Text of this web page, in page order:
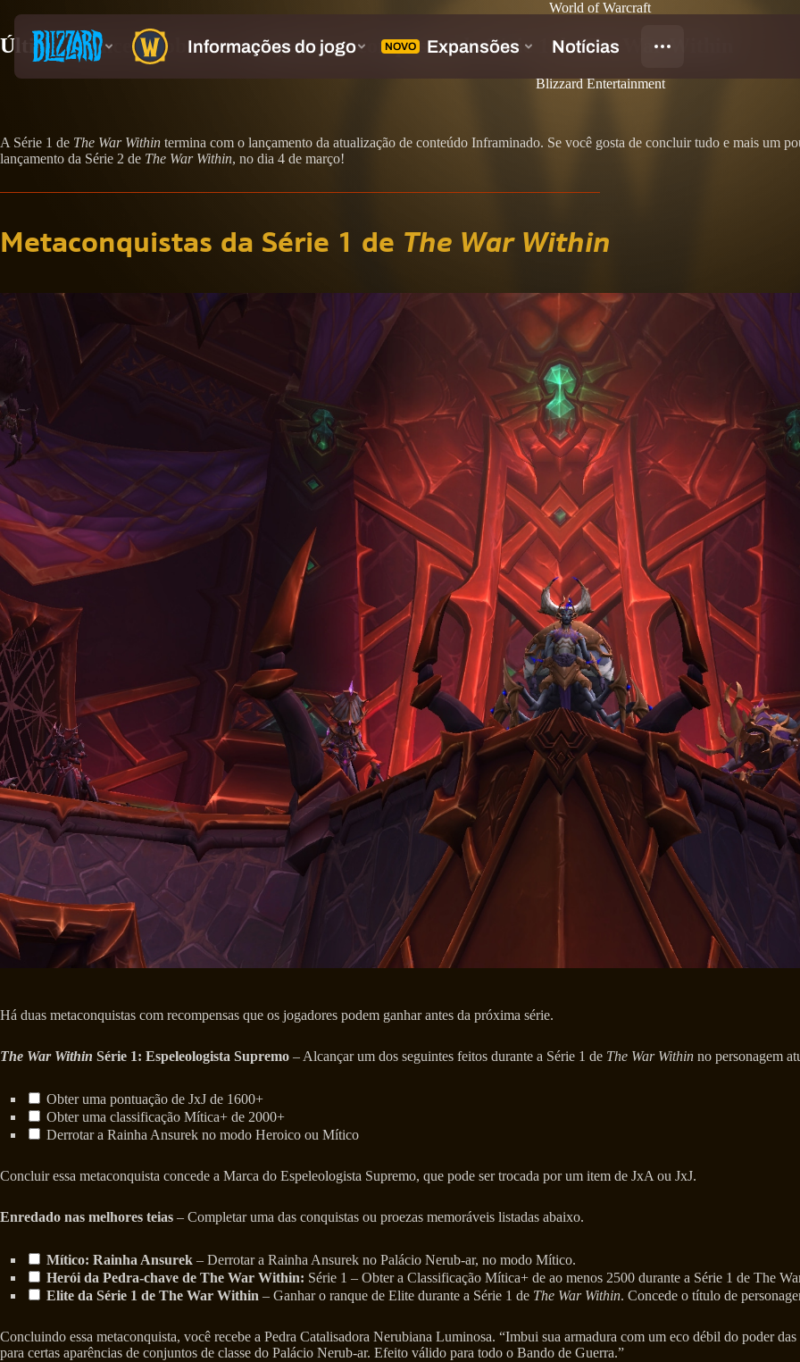
World of Warcraft
Última chance de obter recompensas e conquistas da Série 1 de The War Within
Blizzard Entertainment
A Série 1 de The War Within termina com o lançamento da atualização de conteúdo Inframinado. Se você gosta de concluir tudo e mais um
lançamento da Série 2 de The War Within, no dia 4 de março!
Metaconquistas da Série 1 de The War Within
Há duas metaconquistas com recompensas que os jogadores podem ganhar antes da próxima série.
The War Within Série 1: Espeleologista Supremo – Alcançar um dos seguintes feitos durante a Série 1 de The War Within no personagem
Obter uma pontuação de JxJ de 1600+
Obter uma classificação Mítica+ de 2000+
Derrotar a Rainha Ansurek no modo Heroico ou Mítico
Concluir essa metaconquista concede a Marca do Espeleologista Supremo, que pode ser trocada por um item de JxA ou JxJ.
Enredado nas melhores teias – Completar uma das conquistas ou proezas memoráveis listadas abaixo.
Mítico: Rainha Ansurek – Derrotar a Rainha Ansurek no Palácio Nerub-ar, no modo Mítico.
Herói da Pedra-chave de The War Within: Série 1 – Obter a Classificação Mítica+ de ao menos 2500 durante a Série 1 de The
Elite da Série 1 de The War Within – Ganhar o ranque de Elite durante a Série 1 de The War Within. Concede o título de
Concluindo essa metaconquista, você recebe a Pedra Catalisadora Nerubiana Luminosa. “Imbui sua armadura com um eco débil do poder
para certas aparências de conjuntos de classe do Palácio Nerub-ar. Efeito válido para todo o Bando de Guerra.”